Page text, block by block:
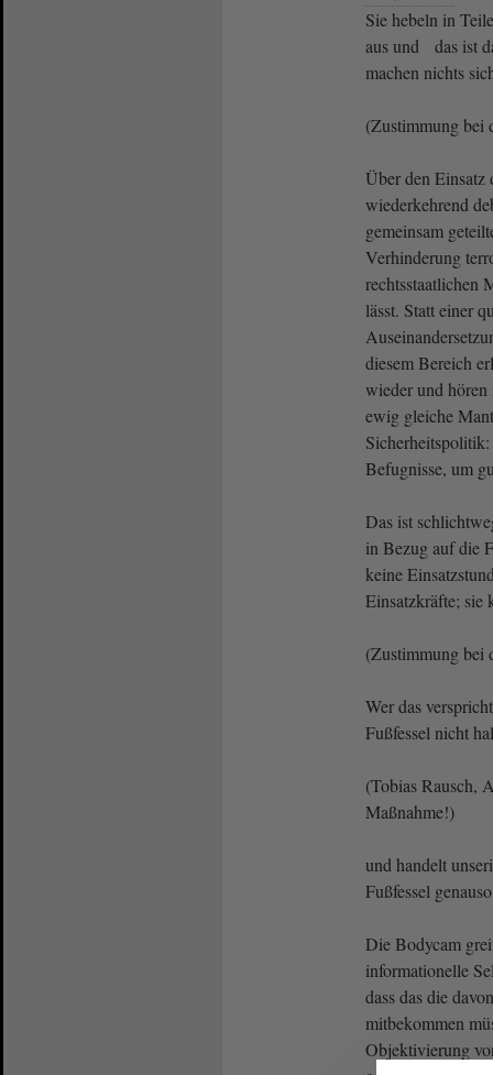
Sie hebeln in
aus und das ist
machen nichts
(Zustimmung
Über den Einsatz
wiederkehrend
gemeinsam
Verhinderung
rechtsstaatlichen
lässt. Statt einer
diesem Bereich
wieder und
ewig gleiche
Befugnisse, um
Das ist
in Bezug auf die
keine
Einsatzkräfte; sie
(Zustimmung
Wer das
Fußfessel nicht
(Tobias Rausch,
Maßnahme!)
und handelt
Fußfessel
Die Bodycam
informationelle
dass das die
mitbekommen
Objektivierung